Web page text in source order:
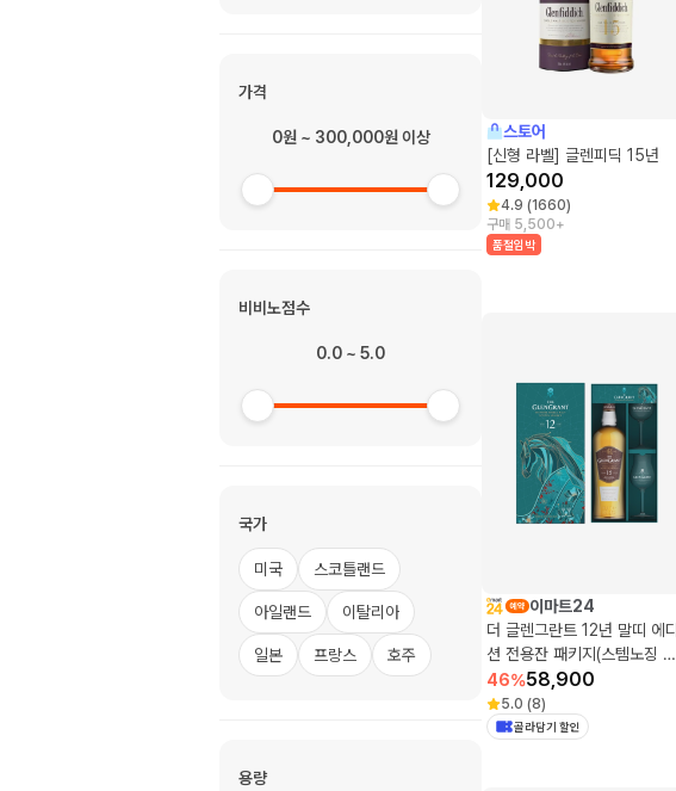
가격
0원 ~ 300,000원 이상
비비노점수
0.0 ~ 5.0
국가
미국 스코틀랜드
아일랜드 이탈리아
일본 프랑스 호주
용량
스토어
[신형 라벨] 글렌피딕 15년
129,000
4.9 (1660)
구매 5,500+
품절임박
이마트24
더 글렌그란트 12년 말띠 에디
션 전용잔 패키지(스템노징 글
라스 2개)
46%58,900
5.0 (8)
골라담기 할인